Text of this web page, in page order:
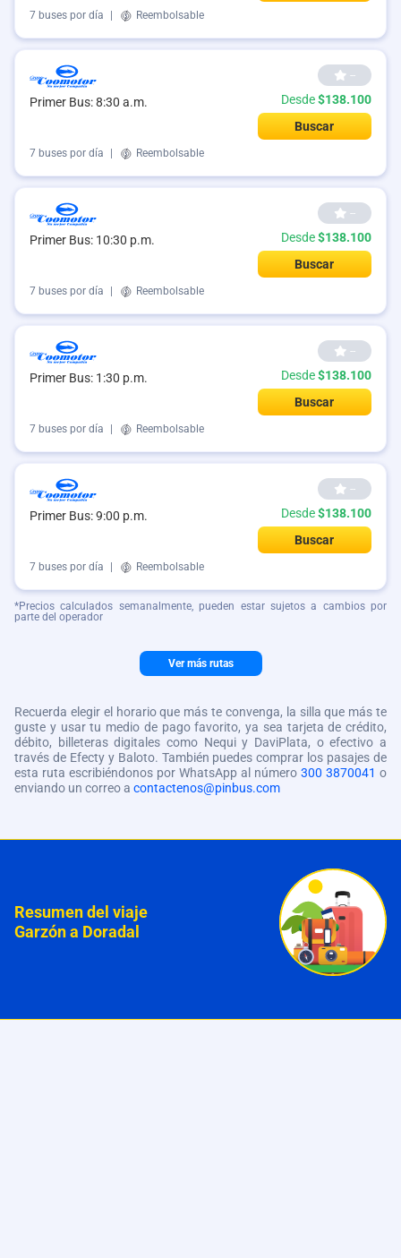
7 buses por día Reembolsable
Primer Bus: 8:30 a.m.
--
Desde$138.100
Buscar
7 buses por día Reembolsable
Primer Bus: 10:30 p.m.
--
Desde$138.100
Buscar
7 buses por día Reembolsable
Primer Bus: 1:30 p.m.
--
Desde$138.100
Buscar
7 buses por día Reembolsable
Primer Bus: 9:00 p.m.
--
Desde$138.100
Buscar
7 buses por día Reembolsable
*Precios calculados semanalmente, pueden estar sujetos a cambios por
parte del operador
Ver más rutas
Recuerda elegir el horario que más te convenga, la silla que más te
guste y usar tu medio de pago favorito, ya sea tarjeta de crédito,
débito, billeteras digitales como Nequi y DaviPlata, o efectivo a
través de Efecty y Baloto. También puedes comprar los pasajes de
esta ruta escribiéndonos por WhatsApp al número 300 3870041 o
enviando un correo a contactenos@pinbus.com
Resumen del viaje
Garzón a Doradal